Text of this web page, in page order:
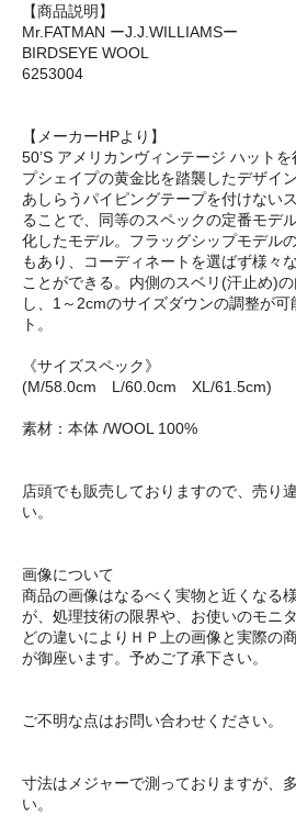
【商品説明】
Mr.FATMAN ーJ.J.WILLIAMSー
BIRDSEYE WOOL
6253004
【メーカーHPより】
50’S アメリカンヴィンテージ ハット
プシェイプの黄金比を踏襲したデザイ
あしらうパイピングテープを付けない
ることで、同等のスペックの定番モデ
化したモデル。フラッグシップモデル
もあり、コーディネートを選ばず様々
ことができる。内側のスベリ(汗止め)
し、1～2cmのサイズダウンの調整が
ト。
《サイズスペック》
(M/58.0cm L/60.0cm XL/61.5cm)
素材：本体 /WOOL 100%
店頭でも販売しておりますので、売り
い。
画像について
商品の画像はなるべく実物と近くなる
が、処理技術の限界や、お使いのモニ
どの違いによりＨＰ上の画像と実際の
が御座います。予めご了承下さい。
ご不明な点はお問い合わせください。
寸法はメジャーで測っておりますが、
い。